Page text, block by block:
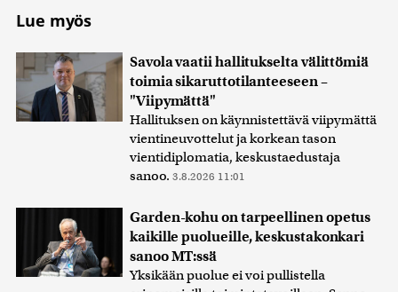
Lue myös
Savola vaatii hallitukselta välittömiä
toimia sikaruttotilanteeseen –
"Viipymättä"
Hallituksen on käynnistettävä viipymättä
vientineuvottelut ja korkean tason
vientidiplomatia, keskustaedustaja
sanoo. 3.8.2026 11:01
Garden-kohu on tarpeellinen opetus
kaikille puolueille, keskustakonkari
sanoo MT:ssä
Yksikään puolue ei voi pullistella